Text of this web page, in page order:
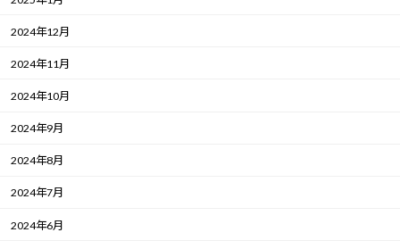
2024年12月
2024年11月
2024年10月
2024年9月
2024年8月
2024年7月
2024年6月